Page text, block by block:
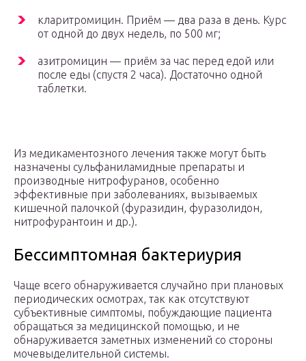
кларитромицин. Приём — два раза в день. Курс
от одной до двух недель, по 500 мг;
азитромицин — приём за час перед едой или
после еды (спустя 2 часа). Достаточно одной
таблетки.
Из медикаментозного лечения также могут быть
назначены сульфаниламидные препараты и
производные нитрофуранов, особенно
эффективные при заболеваниях, вызываемых
кишечной палочкой (фуразидин, фуразолидон,
нитрофурантоин и др.).
Бессимптомная бактериурия
Чаще всего обнаруживается случайно при плановых
периодических осмотрах, так как отсутствуют
субъективные симптомы, побуждающие пациента
обращаться за медицинской помощью, и не
обнаруживается заметных изменений со стороны
мочевыделительной системы.